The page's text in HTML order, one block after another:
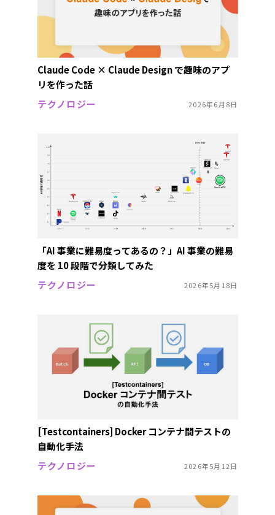
Claude Code × Claude Design で趣味のアプ
リを作った話
テクノロジー
2026年6月8日
「AI 事業に難易度ってあるの？」AI 事業の難易
度を 10 段階で分類してみた
テクノロジー
2026年5月18日
[Testcontainers] Docker コンテナ間テストの
自動化手法
テクノロジー
2026年5月12日